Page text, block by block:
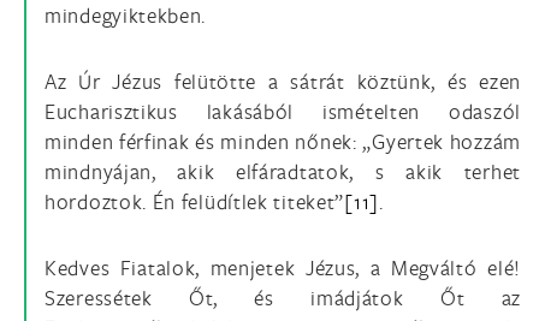
mindegyiktekben.
Az Úr Jézus felütötte a sátrát köztünk, és ezen
Eucharisztikus lakásából ismételten odaszól
minden férfinak és minden nőnek: „Gyertek hozzám
mindnyájan, akik elfáradtatok, s akik terhet
hordoztok. Én felüdítlek titeket”[11].
Kedves Fiatalok, menjetek Jézus, a Megváltó elé!
Szeressétek Őt, és imádjátok Őt az